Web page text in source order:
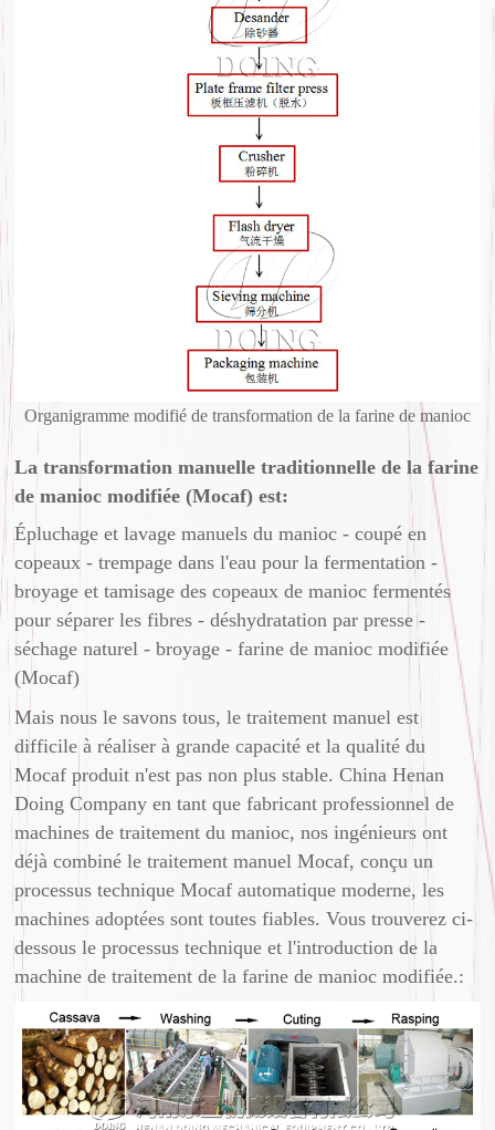
Organigramme modifié de transformation de la farine de manioc
La transformation manuelle traditionnelle de la farine
de manioc modifiée (Mocaf) est:
Épluchage et lavage manuels du manioc - coupé en
copeaux - trempage dans l'eau pour la fermentation -
broyage et tamisage des copeaux de manioc fermentés
pour séparer les fibres - déshydratation par presse -
séchage naturel - broyage - farine de manioc modifiée
(Mocaf)
Mais nous le savons tous, le traitement manuel est
difficile à réaliser à grande capacité et la qualité du
Mocaf produit n'est pas non plus stable. China Henan
Doing Company en tant que fabricant professionnel de
machines de traitement du manioc, nos ingénieurs ont
déjà combiné le traitement manuel Mocaf, conçu un
processus technique Mocaf automatique moderne, les
machines adoptées sont toutes fiables. Vous trouverez ci-
dessous le processus technique et l'introduction de la
machine de traitement de la farine de manioc modifiée.: